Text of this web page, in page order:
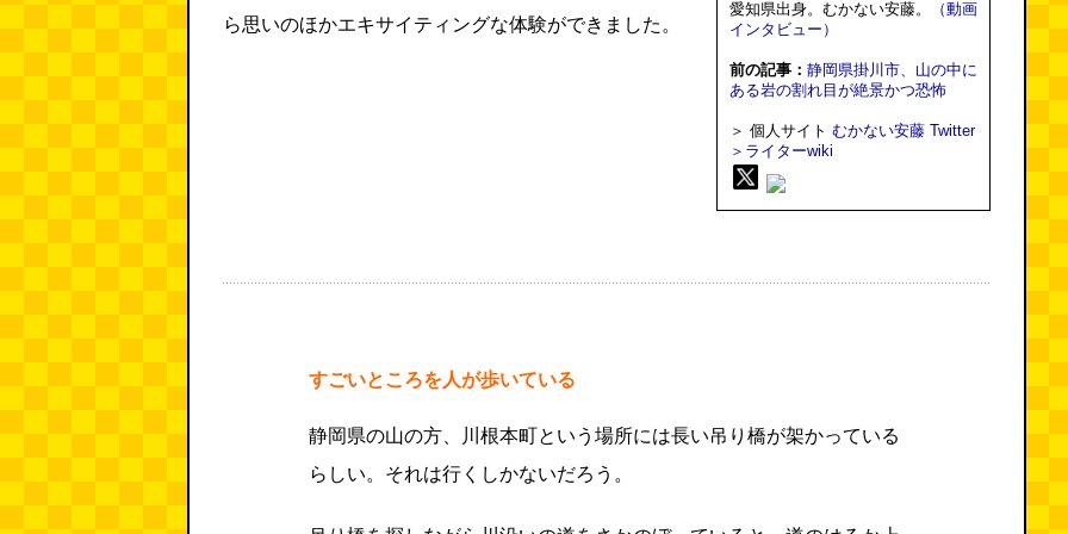
ら思いのほかエキサイティングな体験ができました。
愛知県出身。むかない安藤。
（動画
インタビュー）
前の記事： 静岡県掛川市、山の中に
ある岩の割れ目が絶景かつ恐怖
＞ 個人サイト むかない安藤 Twitter
＞ライターwiki
すごいところを人が歩いている
静岡県の山の方、川根本町という場所には長い吊り橋が架かっている
らしい。それは行くしかないだろう。